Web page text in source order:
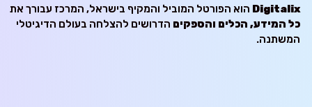
Digitalix הוא הפורטל המוביל והמקיף בישראל, המרכז עבורך את
כל המידע, הכלים והספקים הדרושים להצלחה בעולם הדיגיטלי
המשתנה.